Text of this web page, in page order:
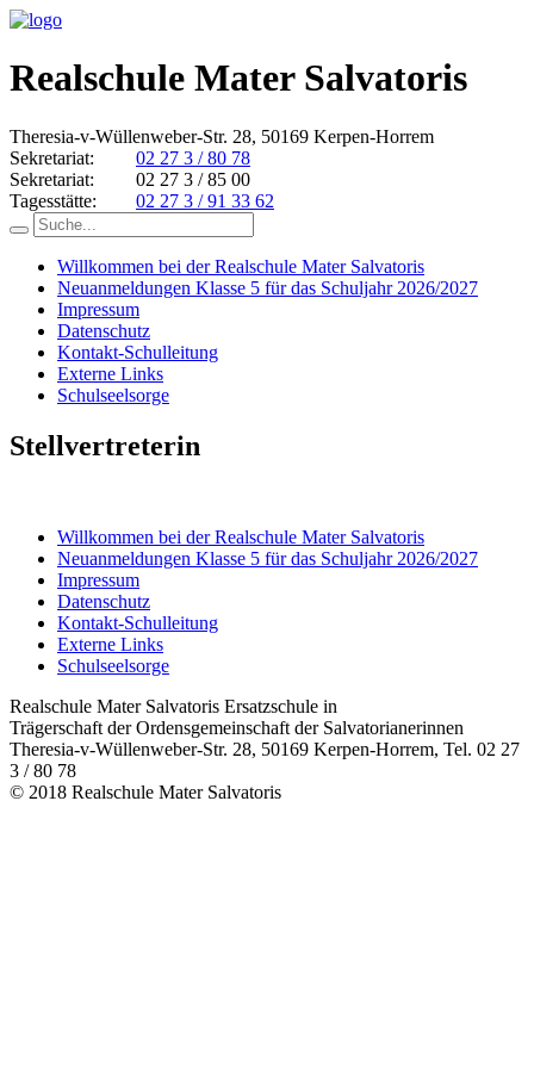
Realschule Mater Salvatoris
Theresia-v-Wüllenweber-Str. 28, 50169 Kerpen-Horrem
Sekretariat:
02 27 3 / 80 78
Sekretariat:
02 27 3 / 85 00
Tagesstätte:
02 27 3 / 91 33 62
Willkommen bei der Realschule Mater Salvatoris
Neuanmeldungen Klasse 5 für das Schuljahr 2026/2027
Impressum
Datenschutz
Kontakt-Schulleitung
Externe Links
Schulseelsorge
Stellvertreterin
Willkommen bei der Realschule Mater Salvatoris
Neuanmeldungen Klasse 5 für das Schuljahr 2026/2027
Impressum
Datenschutz
Kontakt-Schulleitung
Externe Links
Schulseelsorge
Realschule Mater Salvatoris Ersatzschule in
Trägerschaft der Ordensgemeinschaft der Salvatorianerinnen
Theresia-v-Wüllenweber-Str. 28, 50169 Kerpen-Horrem, Tel. 02 27
3 / 80 78
© 2018 Realschule Mater Salvatoris